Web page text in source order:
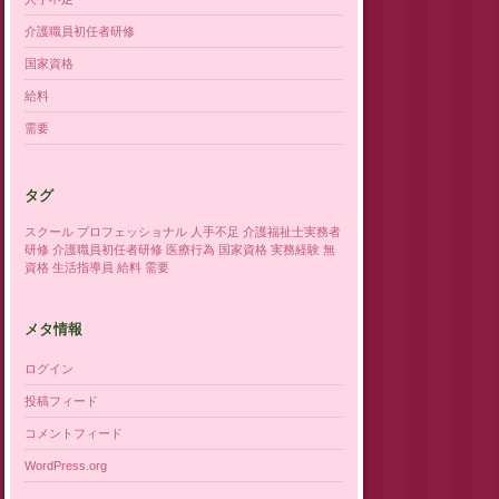
介護職員初任者研修
国家資格
給料
需要
タグ
スクール プロフェッショナル 人手不足 介護福祉士実務者
研修 介護職員初任者研修 医療行為 国家資格 実務経験 無
資格 生活指導員 給料 需要
メタ情報
ログイン
投稿フィード
コメントフィード
WordPress.org